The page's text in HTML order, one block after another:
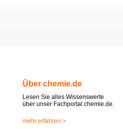
Über chemie.de
Lesen Sie alles Wissenswerte
über unser Fachportal chemie.de.
mehr erfahren >